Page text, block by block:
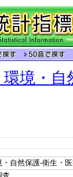
境・自
・自然保護-衛生・